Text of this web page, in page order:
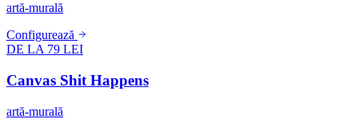
artă-murală
Configurează
DE LA 79 LEI
Canvas Shit Happens
artă-murală